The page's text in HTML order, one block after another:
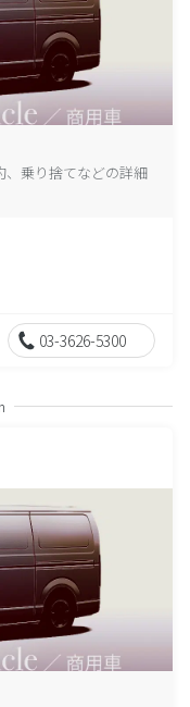
、乗り捨てなどの詳細
03-3626-5300